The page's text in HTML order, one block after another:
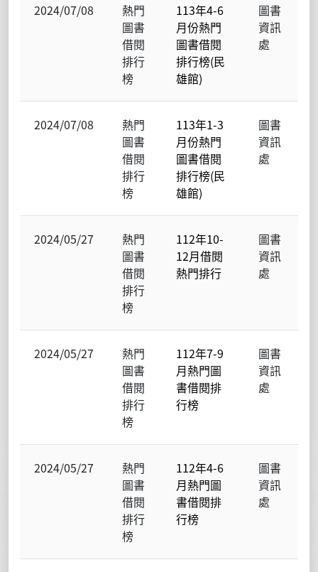
2024/07/08
熱門
圖書
借閱
排行
榜
113年4-6
月份熱門
圖書借閱
排行榜(民
雄館)
圖書
資訊
處
2024/07/08
熱門
圖書
借閱
排行
榜
113年1-3
月份熱門
圖書借閱
排行榜(民
雄館)
圖書
資訊
處
2024/05/27
熱門
圖書
借閱
排行
榜
112年10-
12月借閱
熱門排行
圖書
資訊
處
2024/05/27
熱門
圖書
借閱
排行
榜
112年7-9
月熱門圖
書借閱排
行榜
圖書
資訊
處
2024/05/27
熱門
圖書
借閱
排行
榜
112年4-6
月熱門圖
書借閱排
行榜
圖書
資訊
處